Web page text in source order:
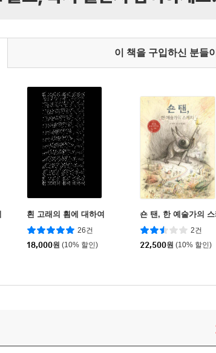
이 책을 구입하신 분들이
흰 고래의 흼에 대하여
26건
18,000원 (10% 할인)
숀 탠, 한 예술가의 스
2건
22,500원 (10% 할인)